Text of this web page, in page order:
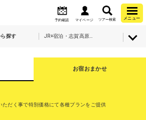
予約確認 マイページ ツアー検索 メニュー
探す
お宿おまかせ
ただく事で特別価格にて各種プランをご提供